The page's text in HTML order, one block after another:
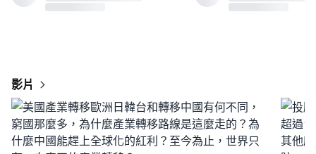
影片